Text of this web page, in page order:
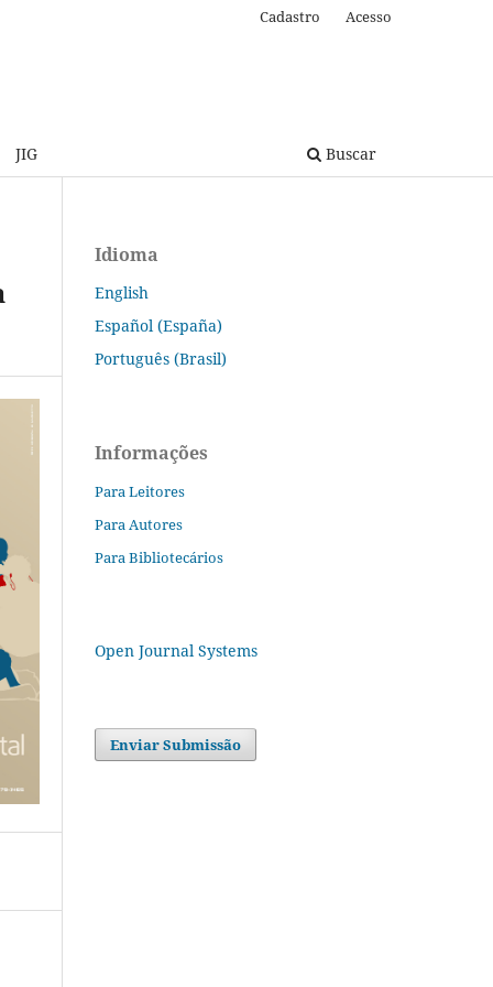
JIG Buscar
Cadastro Acesso
Idioma
English
Español (España)
Português (Brasil)
Informações
Para Leitores
Para Autores
Para Bibliotecários
Open Journal Systems
Enviar Submissão